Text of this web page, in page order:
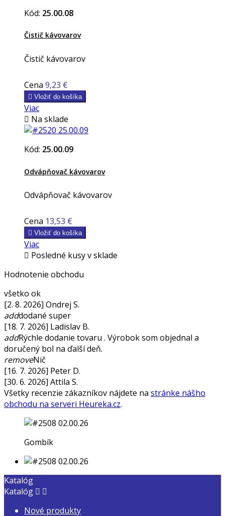
Kód: 25.00.08
Čistič kávovarov
Čistič kávovarov
Cena 9,23 €
 Vložiť do košíka
Viac
 Na sklade
Kód: 25.00.09
Odvápňovač kávovarov
Odvápňovač kávovarov
Cena 13,53 €
 Vložiť do košíka
Viac
 Posledné kusy v sklade
Hodnotenie obchodu
všetko ok
[2. 8. 2026] Ondrej S.
adddodané super
[18. 7. 2026] Ladislav B.
addRýchle dodanie tovaru . Výrobok som objednal a
doručený bol na ďalší deň.
removeNič
[16. 7. 2026] Peter D.
[30. 6. 2026] Attila S.
Všetky recenzie zákazníkov nájdete na stránke nášho
obchodu na serveri Heureka.cz.
Gombík
Katalóg
Katalóg  
Nové produkty